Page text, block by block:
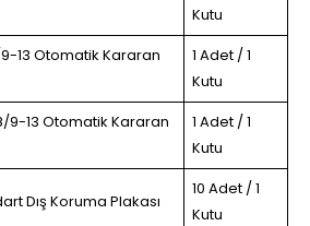
Kutu
13 Otomatik Kararan
1 Adet / 1
Kutu
9-13 Otomatik Kararan
1 Adet / 1
Kutu
Dış Koruma Plakası
10 Adet / 1
Kutu